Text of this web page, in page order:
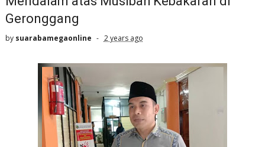
Geronggang
by suarabamegaonline 2 years ago